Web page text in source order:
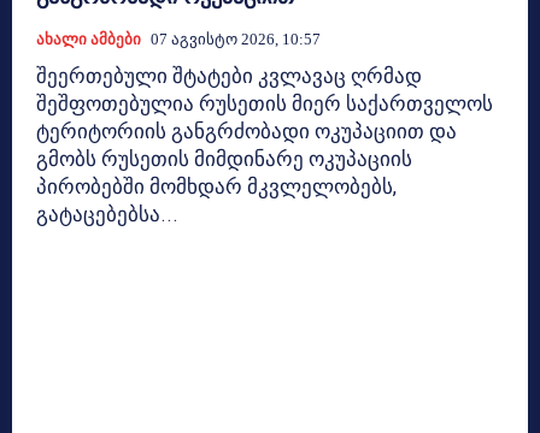
Ახალი Ამბები 07 Აგვისტო 2026, 10:57
შეერთებული შტატები კვლავაც ღრმად
შეშფოთებულია რუსეთის მიერ საქართველოს
ტერიტორიის განგრძობადი ოკუპაციით და
გმობს რუსეთის მიმდინარე ოკუპაციის
პირობებში მომხდარ მკვლელობებს,
გატაცებებსა...